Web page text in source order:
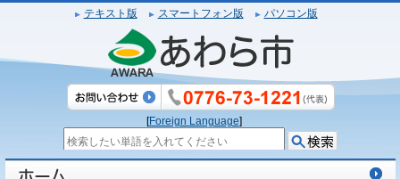
テキスト版 スマートフォン版 パソコン版
[Foreign Language]